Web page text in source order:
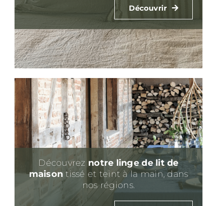
Découvrir
Découvrez notre linge de lit de
maisontissé et teint à la main, dans
nos régions.